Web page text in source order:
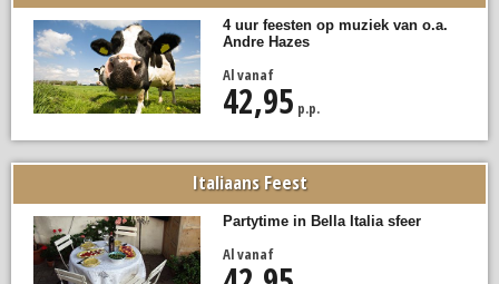
4 uur feesten op muziek van o.a.
Andre Hazes
Al vanaf
42,95 p.p.
Italiaans Feest
Partytime in Bella Italia sfeer
Al vanaf